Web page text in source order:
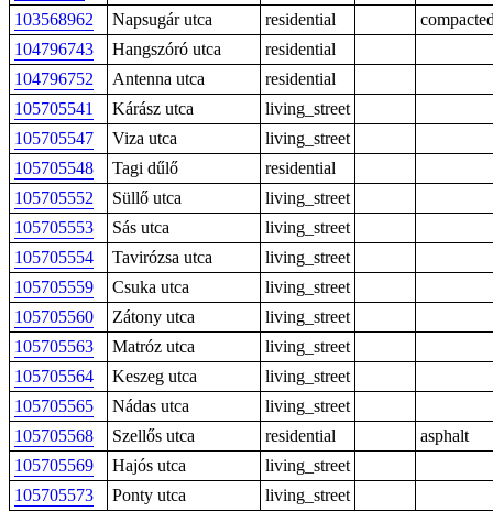
103568962
Napsugár utca residential
104796743
Hangszóró utca
residential
104796752
Antenna utca
residential
105705541
Kárász utca
living_street
105705547
Viza utca
living_street
105705548
Tagi dűlő
residential
105705552
Süllő utca
living_street
105705553
Sás utca
living_street
105705554
Tavirózsa utca
living_street
105705559
Csuka utca
living_street
105705560
Zátony utca
living_street
105705563
Matróz utca
living_street
105705564
Keszeg utca
living_street
105705565
Nádas utca
living_street
105705568
Szellős utca residential
asphalt
105705569
Hajós utca
living_street
105705573
Ponty utca
living_street